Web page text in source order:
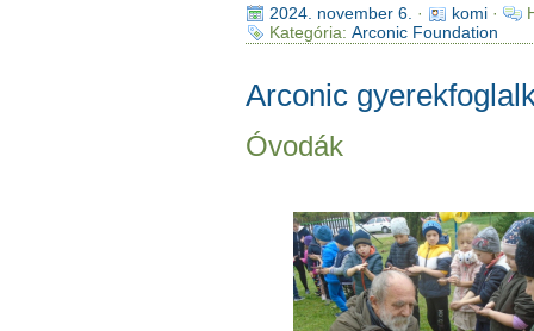
2024. november 6. · komi·
Kategória: Arconic Foundation
Arconic
Óvodák